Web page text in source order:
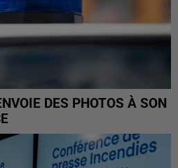
DES PHOTOS À SON